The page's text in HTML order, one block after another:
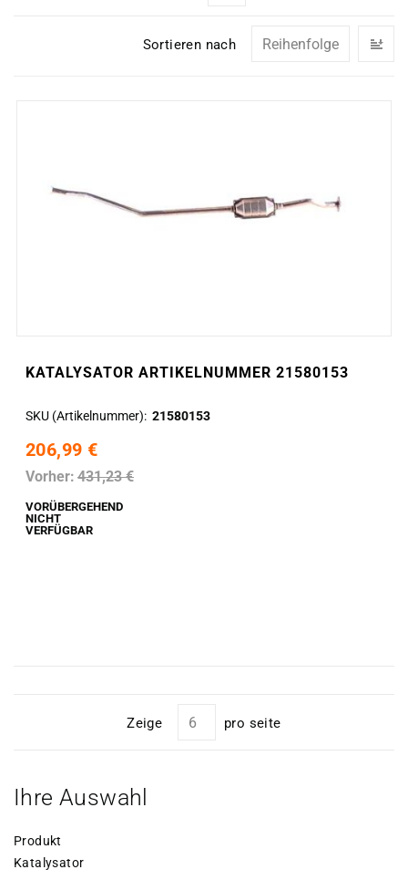
Sortieren nach
KATALYSATOR ARTIKELNUMMER 21580153
SKU (Artikelnummer) 21580153
206,99 €
Vorher: 431,23 €
VORÜBERGEHEND
NICHT
VERFÜGBAR
Zeige pro seite
Ihre Auswahl
Produkt
Katalysator